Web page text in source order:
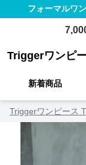
フォーマルワ
Triggerワンピ
新着商品
Triggerワンピース